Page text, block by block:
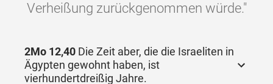
Verheißung zurückgenommen würde."
2Mo 12,40 Die Zeit aber, die die Israeliten in
Ägypten gewohnt haben, ist
vierhundertdreißig Jahre.